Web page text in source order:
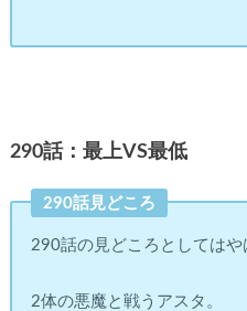
290話：最上VS最低
290話見どころ
290話の見どころとしてはや
2体の悪魔と戦うアスタ。